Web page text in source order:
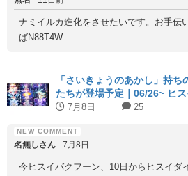
ナミイルカ進化をさせたいです。お手伝
ばN88T4W
「さいきょうのあかし」持
たちが登場予定｜06/26~ ヒ
7月8日 25
名無しさん 7月8日
今ヒスイバクフーン、10日からヒスイダ